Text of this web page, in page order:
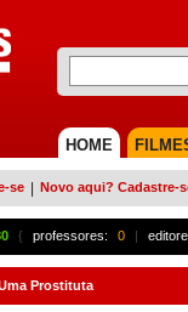
HOME
se Novo aqui? Cadastre-
{ professores: 0 |
Prostituta